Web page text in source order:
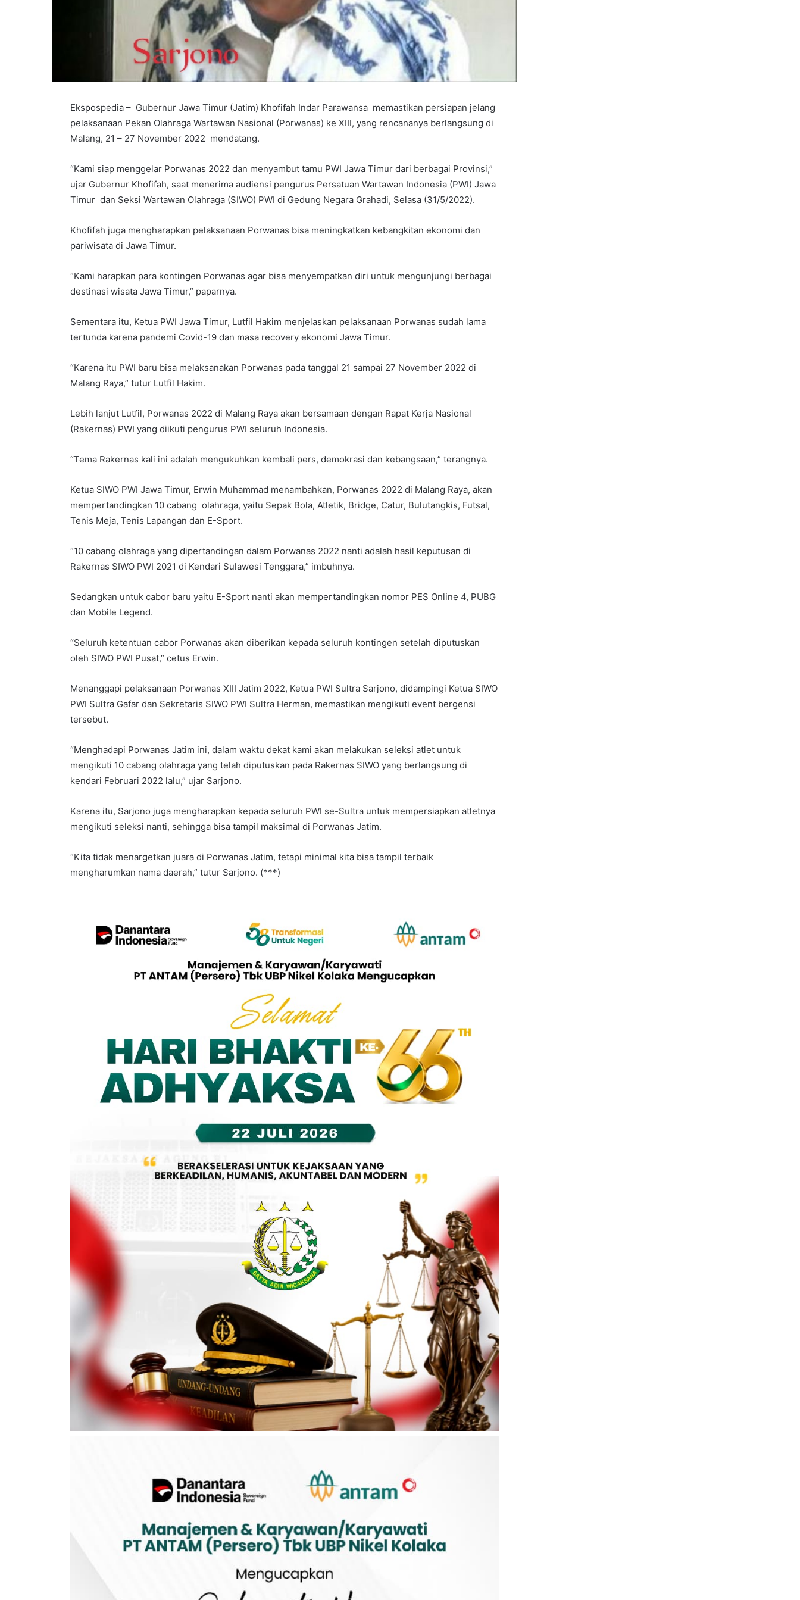
Ekspospedia – Gubernur Jawa Timur (Jatim) Khofifah Indar Parawansa memastikan persiapan jelang
pelaksanaan Pekan Olahraga Wartawan Nasional (Porwanas) ke XIII, yang rencananya berlangsung di
Malang, 21 – 27 November 2022 mendatang.
“Kami siap menggelar Porwanas 2022 dan menyambut tamu PWI Jawa Timur dari berbagai Provinsi,”
ujar Gubernur Khofifah, saat menerima audiensi pengurus Persatuan Wartawan Indonesia (PWI) Jawa
Timur dan Seksi Wartawan Olahraga (SIWO) PWI di Gedung Negara Grahadi, Selasa (31/5/2022).
Khofifah juga mengharapkan pelaksanaan Porwanas bisa meningkatkan kebangkitan ekonomi dan
pariwisata di Jawa Timur.
“Kami harapkan para kontingen Porwanas agar bisa menyempatkan diri untuk mengunjungi berbagai
destinasi wisata Jawa Timur,” paparnya.
Sementara itu, Ketua PWI Jawa Timur, Lutfil Hakim menjelaskan pelaksanaan Porwanas sudah lama
tertunda karena pandemi Covid-19 dan masa recovery ekonomi Jawa Timur.
“Karena itu PWI baru bisa melaksanakan Porwanas pada tanggal 21 sampai 27 November 2022 di
Malang Raya,” tutur Lutfil Hakim.
Lebih lanjut Lutfil, Porwanas 2022 di Malang Raya akan bersamaan dengan Rapat Kerja Nasional
(Rakernas) PWI yang diikuti pengurus PWI seluruh Indonesia.
“Tema Rakernas kali ini adalah mengukuhkan kembali pers, demokrasi dan kebangsaan,” terangnya.
Ketua SIWO PWI Jawa Timur, Erwin Muhammad menambahkan, Porwanas 2022 di Malang Raya, akan
mempertandingkan 10 cabang olahraga, yaitu Sepak Bola, Atletik, Bridge, Catur, Bulutangkis, Futsal,
Tenis Meja, Tenis Lapangan dan E-Sport.
“10 cabang olahraga yang dipertandingan dalam Porwanas 2022 nanti adalah hasil keputusan di
Rakernas SIWO PWI 2021 di Kendari Sulawesi Tenggara,” imbuhnya.
Sedangkan untuk cabor baru yaitu E-Sport nanti akan mempertandingkan nomor PES Online 4, PUBG
dan Mobile Legend.
“Seluruh ketentuan cabor Porwanas akan diberikan kepada seluruh kontingen setelah diputuskan
oleh SIWO PWI Pusat,” cetus Erwin.
Menanggapi pelaksanaan Porwanas XIII Jatim 2022, Ketua PWI Sultra Sarjono, didampingi Ketua SIWO
PWI Sultra Gafar dan Sekretaris SIWO PWI Sultra Herman, memastikan mengikuti event bergensi
tersebut.
“Menghadapi Porwanas Jatim ini, dalam waktu dekat kami akan melakukan seleksi atlet untuk
mengikuti 10 cabang olahraga yang telah diputuskan pada Rakernas SIWO yang berlangsung di
kendari Februari 2022 lalu,” ujar Sarjono.
Karena itu, Sarjono juga mengharapkan kepada seluruh PWI se-Sultra untuk mempersiapkan atletnya
mengikuti seleksi nanti, sehingga bisa tampil maksimal di Porwanas Jatim.
“Kita tidak menargetkan juara di Porwanas Jatim, tetapi minimal kita bisa tampil terbaik
mengharumkan nama daerah,” tutur Sarjono. (***)